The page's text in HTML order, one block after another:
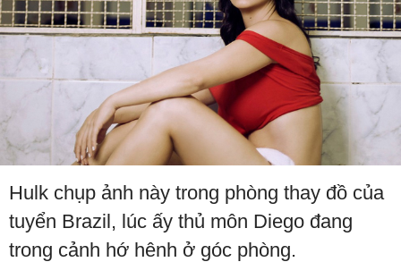
Hulk chụp ảnh này trong phòng thay đồ của
tuyển Brazil, lúc ấy thủ môn Diego đang
trong cảnh hớ hênh ở góc phòng.